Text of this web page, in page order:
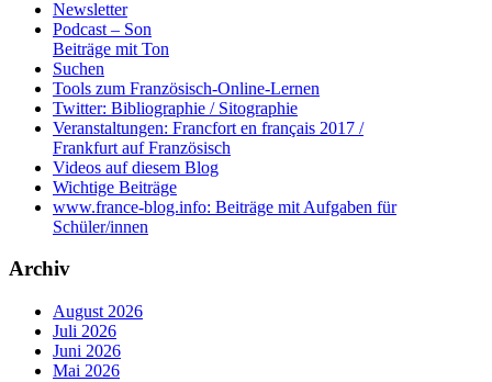
Newsletter
Podcast – Son
Beiträge mit Ton
Suchen
Tools zum Französisch-Online-Lernen
Twitter: Bibliographie / Sitographie
Veranstaltungen: Francfort en français 2017 /
Frankfurt auf Französisch
Videos auf diesem Blog
Wichtige Beiträge
www.france-blog.info: Beiträge mit Aufgaben für
Schüler/innen
Archiv
August 2026
Juli 2026
Juni 2026
Mai 2026